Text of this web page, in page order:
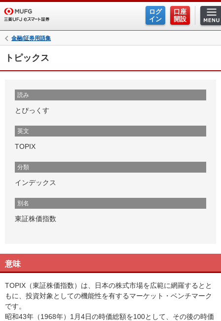
ログ
イン
口座
開設
金融/証券用語集
トピックス
読み
とぴっくす
英文
TOPIX
分類
インデックス
別名
東証株価指数
意味
TOPIX（東証株価指数）は、日本の株式市場を広範に網羅するとと
もに、投資対象としての機能性を有するマーケット・ベンチマーク
です。
昭和43年（1968年）1月4日の時価総額を100として、その後の時価